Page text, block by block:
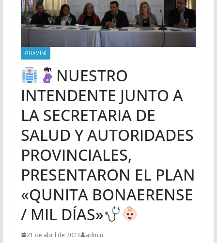
GUAMINÍ
NUESTRO
INTENDENTE JUNTO A
LA SECRETARIA DE
SALUD Y AUTORIDADES
PROVINCIALES,
PRESENTARON EL PLAN
«QUNITA BONAERENSE
/ MIL DÍAS»
21 de abril de 2023 admin